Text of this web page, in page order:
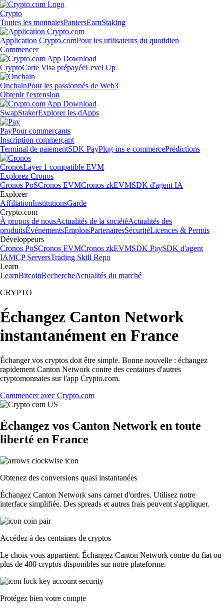
Crypto
Toutes les monnaiesPaniersEarnStaking
Application Crypto.comPour les utilisateurs du quotidien
Commencer
CryptoCarte Visa prépayéeLevel Up
OnchainPour les passionnés de Web3
Obtenir l'extension
SwapStakerExplorer les dApps
PayPour commerçants
Inscription commerçant
Terminal de paiementSDK PayPlug-ins e-commercePrédictions
CronosLayer 1 compatible EVM
Explorez Cronos
Cronos PoSCronos EVMCronos zkEVMSDK d'agent IA
Explorer
AffiliationInstitutionsGarde
Crypto.com
À propos de nousActualités de la sociétéActualités des
produitsÉvénementsEmploisPartenairesSécuritéLicences & Permis
Développeurs
Cronos PoSCronos EVMCronos zkEVMSDK PaySDK d'agent
IAMCP ServersTrading Skill Repo
Learn
LearnBitcoinRechercheActualités du marché
CRYPTO
Échangez Canton Network
instantanément en France
Échanger vos cryptos doit être simple. Bonne nouvelle : échangez
rapidement Canton Network contre des centaines d'autres
cryptomonnaies sur l'app Crypto.com.
Commencer avec Crypto.com
Échangez vos Canton Network en toute
liberté en France
Obtenez des conversions quasi instantanées
Échangez Canton Network sans carnet d'ordres. Utilisez notre
interface simplifiée. Des spreads et autres frais peuvent s'appliquer.
Accédez à des centaines de cryptos
Le choix vous appartient. Échangez Canton Network contre du fiat ou
plus de 400 cryptos disponibles sur notre plateforme.
Protégez bien votre compte